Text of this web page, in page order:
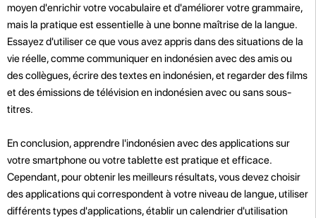
moyen d'enrichir votre vocabulaire et d'améliorer votre grammaire,
mais la pratique est essentielle à une bonne maîtrise de la langue.
Essayez d'utiliser ce que vous avez appris dans des situations de la
vie réelle, comme communiquer en indonésien avec des amis ou
des collègues, écrire des textes en indonésien, et regarder des films
et des émissions de télévision en indonésien avec ou sans sous-
titres.
En conclusion, apprendre l'indonésien avec des applications sur
votre smartphone ou votre tablette est pratique et efficace.
Cependant, pour obtenir les meilleurs résultats, vous devez choisir
des applications qui correspondent à votre niveau de langue, utiliser
différents types d'applications, établir un calendrier d'utilisation